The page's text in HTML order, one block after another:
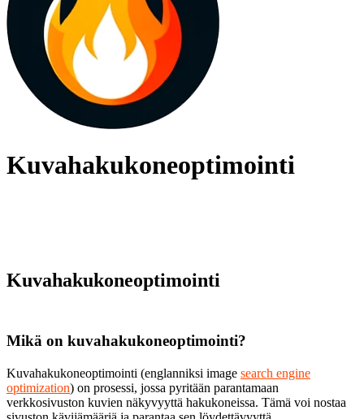
Kuvahakukoneoptimointi
Kuvahakukoneoptimointi
Mikä on kuvahakukoneoptimointi?
Kuvahakukoneoptimointi (englanniksi image search engine
optimization) on prosessi, jossa pyritään parantamaan
verkkosivuston kuvien näkyvyyttä hakukoneissa. Tämä voi nostaa